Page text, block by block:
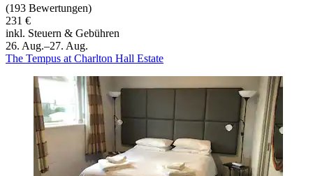
(193 Bewertungen)
231 €
inkl. Steuern & Gebühren
26. Aug.–27. Aug.
The Tempus at Charlton Hall Estate